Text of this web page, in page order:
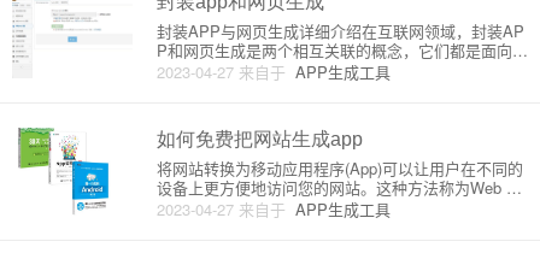
2023-04-27 来自于 APP生成工具
封装APP与网页生成详细介绍在互联网领域，封装AP
P和网页生成是两个相互关联的概念，它们都是面向不
同需求的用户提供方便快捷的技术解决方案。本文将
详细介绍封装APP和网页生成的原理、优势及操作指
（比如网页
如何免费把网站生成app
2023-04-27 来自于 APP生成工具
将网站转换为移动应用程序(App)可以让用户在不同的
设备上更方便地访问您的网站。这种方法称为Web Ap
p或Progressive Web App (PWA)。下面是将网站免费
转换为App的详细教程。一、了解Web App和PWA的